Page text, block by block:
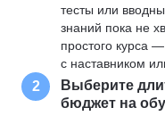
тесты или
знаний пока не
простого курса
с наставником
2
Выберите
бюджет на